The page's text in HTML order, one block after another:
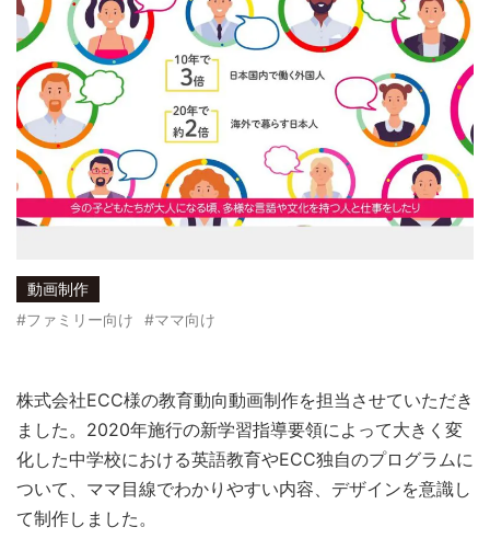
動画制作
#ファミリー向け
#ママ向け
株式会社ECC様の教育動向動画制作を担当させていただき
ました。2020年施行の新学習指導要領によって大きく変
化した中学校における英語教育やECC独自のプログラムに
ついて、ママ目線でわかりやすい内容、デザインを意識し
て制作しました。